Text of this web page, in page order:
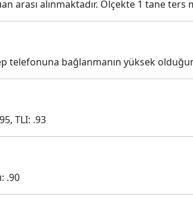
arası alınmaktadır. Ölçekte 1 tane
telefonuna bağlanmanın yüksek
TLI: .93
.90